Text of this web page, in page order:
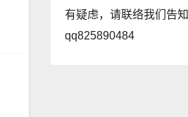
有疑虑，请联络我们告知
qq825890484